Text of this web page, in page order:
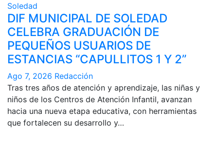
Soledad
DIF MUNICIPAL DE SOLEDAD
CELEBRA GRADUACIÓN DE
PEQUEÑOS USUARIOS DE
ESTANCIAS “CAPULLITOS 1 Y 2”
Ago 7, 2026 Redacción
Tras tres años de atención y aprendizaje, las niñas y
niños de los Centros de Atención Infantil, avanzan
hacia una nueva etapa educativa, con herramientas
que fortalecen su desarrollo y…